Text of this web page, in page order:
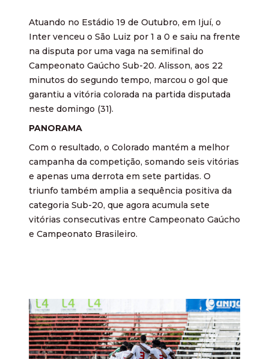
Atuando no Estádio 19 de Outubro, em Ijuí, o
Inter venceu o São Luiz por 1 a 0 e saiu na frente
na disputa por uma vaga na semifinal do
Campeonato Gaúcho Sub-20. Alisson, aos 22
minutos do segundo tempo, marcou o gol que
garantiu a vitória colorada na partida disputada
neste domingo (31).
PANORAMA
Com o resultado, o Colorado mantém a melhor
campanha da competição, somando seis vitórias
e apenas uma derrota em sete partidas. O
triunfo também amplia a sequência positiva da
categoria Sub-20, que agora acumula sete
vitórias consecutivas entre Campeonato Gaúcho
e Campeonato Brasileiro.